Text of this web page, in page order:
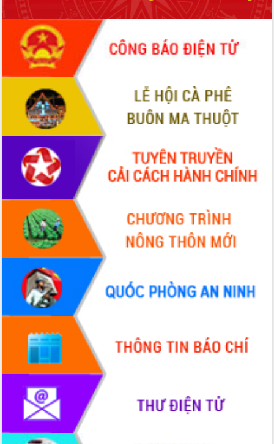
Không có file video nào để phát.